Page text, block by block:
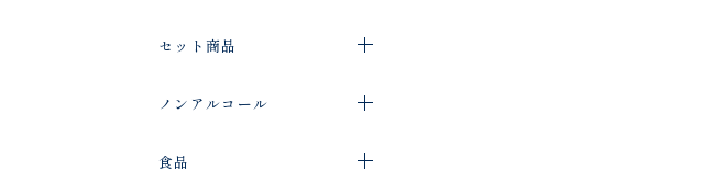
セット商品
ノンアルコール
食品